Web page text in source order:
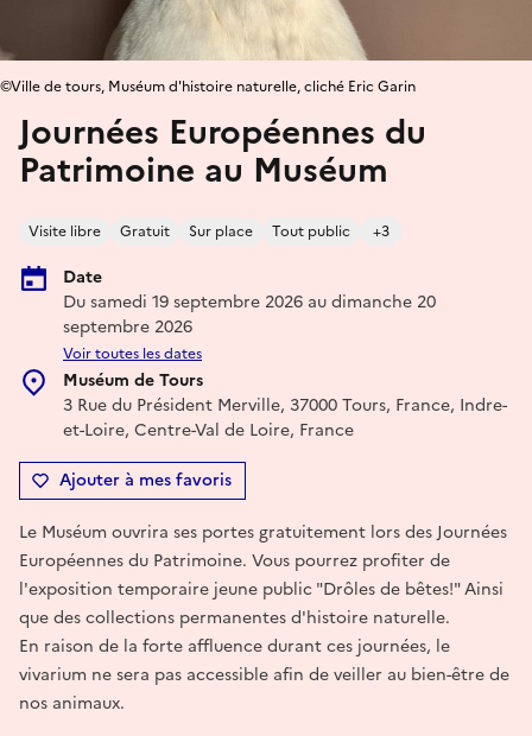
Journées Européennes du
Patrimoine au Muséum
Visite libre Gratuit Sur place Tout public +3
Date
Du samedi 19 septembre 2026 au dimanche 20
septembre 2026
Voir toutes les dates
Muséum de Tours
3 Rue du Président Merville, 37000 Tours, France, Indre-
et-Loire, Centre-Val de Loire, France
Ajouter à mes favoris
©Ville de tours, Muséum d'histoire naturelle, cliché Eric Garin
Le Muséum ouvrira ses portes gratuitement lors des Journées
Européennes du Patrimoine. Vous pourrez profiter de
l'exposition temporaire jeune public "Drôles de bêtes!" Ainsi
que des collections permanentes d'histoire naturelle.
En raison de la forte affluence durant ces journées, le
vivarium ne sera pas accessible afin de veiller au bien-être de
nos animaux.